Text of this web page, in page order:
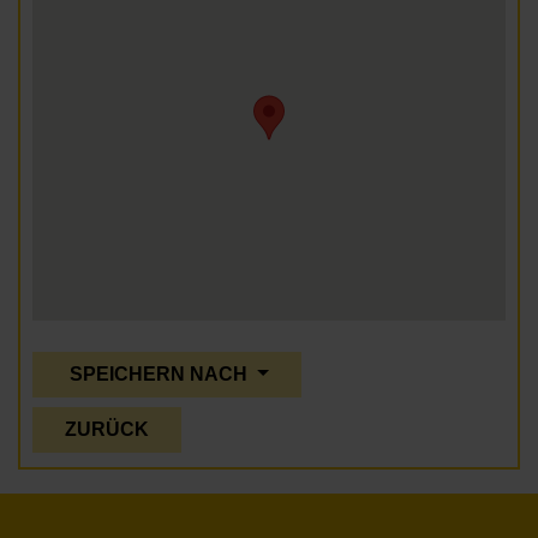
SPEICHERN NACH
ZURÜCK